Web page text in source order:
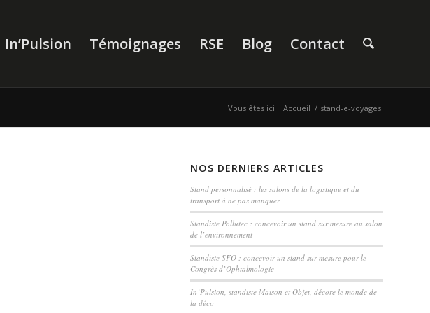
In’Pulsion Témoignages RSE Blog Contact
Vous êtes ici : Accueil / stand-e-voyages
NOS DERNIERS ARTICLES
Stand personnalisé : les salons de la logistique et du
transport à ne pas manquer
Standiste Pollutec : concevoir un stand sur mesure au salon
de l’environnement
Standiste SFO : concevoir un stand sur mesure pour le
Congrès d’Ophtalmologie
In’Pulsion, standiste Maison et Objet, décore le monde de
la déco